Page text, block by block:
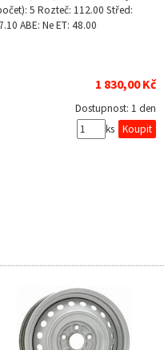
5 Rozteč: 112.00 Střed:
ABE: Ne ET: 48.00
1 830,00 Kč
Dostupnost: 1 den
ks